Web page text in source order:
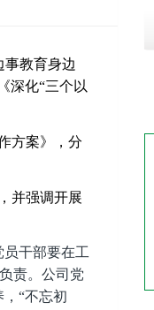
事教育身边
深化“三个以
方案》，分
并强调开展
干部要在工
责。公司党
，“不忘初